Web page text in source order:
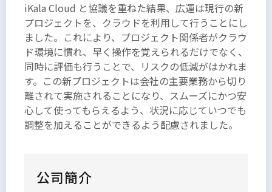
iKala Cloud と協議を重ねた結果、広運は現行の新
プロジェクトを、クラウドを利用して行うことにし
ました。これにより、プロジェクト関係者がクラウ
ド環境に慣れ、早く操作を覚えられるだけでなく、
同時に評価も行うことで、リスクの低減がはかれま
す。この新プロジェクトは会社の主要業務から切り
離されて実施されることになり、スムーズにかつ安
心して使ってもらえるよう、状況に応じていつでも
調整を加えることができるよう配慮されました。
公司簡介